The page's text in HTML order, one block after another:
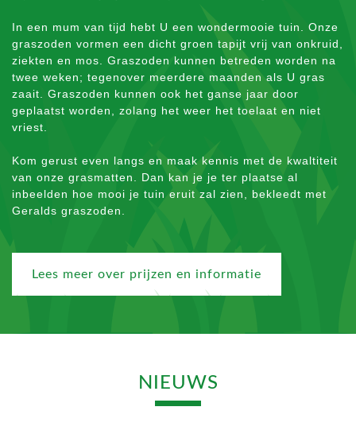
In een mum van tijd hebt U een wondermooie tuin. Onze
graszoden vormen een dicht groen tapijt vrij van onkruid,
ziekten en mos. Graszoden kunnen betreden worden na
twee weken; tegenover meerdere maanden als U gras
zaait. Graszoden kunnen ook het ganse jaar door
geplaatst worden, zolang het weer het toelaat en niet
vriest.
Kom gerust even langs en maak kennis met de kwaltiteit
van onze grasmatten. Dan kan je je ter plaatse al
inbeelden hoe mooi je tuin eruit zal zien, bekleedt met
Geralds graszoden.
Lees meer over prijzen en informatie
NIEUWS